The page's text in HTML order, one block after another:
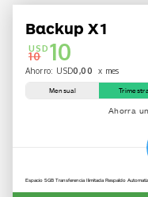
Backup X1
10
USD 10
Ahorro: USD0,00 x mes
Mensual
Ahorra
Espacio 5GB Transferencia Ilimitada Respaldo